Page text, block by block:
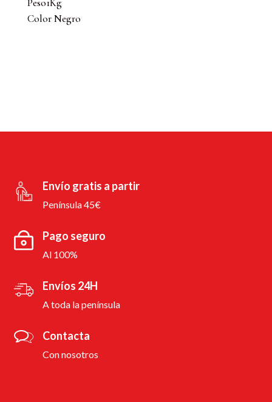
Peso1Kg
Color Negro
Envío gratis a partir
Península 45€
Pago seguro
Al 100%
Envíos 24H
A toda la península
Contacta
Con nosotros